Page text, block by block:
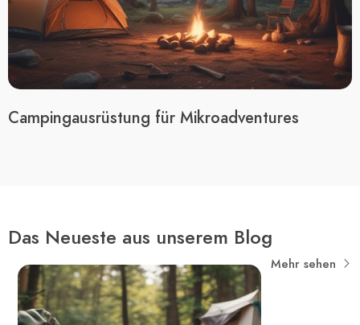
Campingausrüstung für Mikroadventures
Das Neueste aus unserem Blog
Mehr sehen